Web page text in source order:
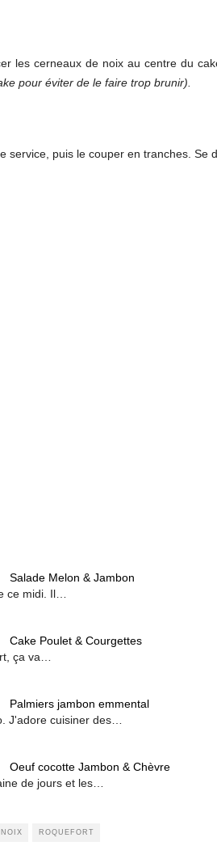
les cerneaux de noix au centre du
pour éviter de le faire trop brunir).
puis le couper en tranches. Se
Salade Melon & Jambon
ce midi. Il…
Cake Poulet & Courgettes
ça va…
Palmiers jambon emmental
J'adore cuisiner des…
Oeuf cocotte Jambon & Chèvre
de jours et les…
NOIX ROQUEFORT